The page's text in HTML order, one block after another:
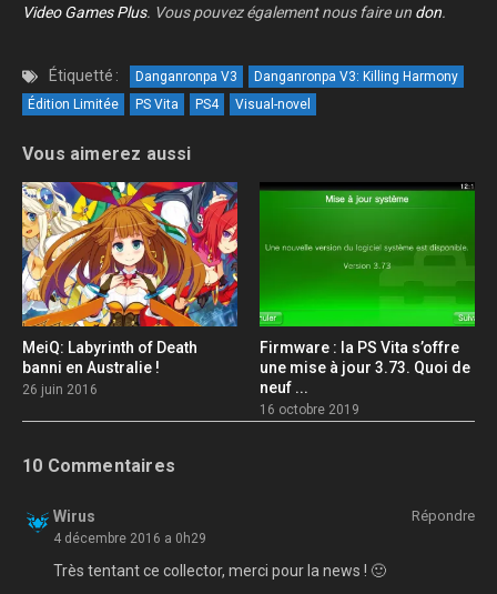
Video Games Plus. Vous pouvez également nous faire un don.
Étiquetté : Danganronpa V3
Danganronpa V3: Killing Harmony
Édition Limitée
PS Vita PS4 Visual-novel
Vous aimerez aussi
MeiQ: Labyrinth of Death
banni en Australie !
26 juin 2016
Firmware : la PS Vita s’offre
une mise à jour 3.73. Quoi de
neuf ...
16 octobre 2019
10 Commentaires
Wirus
4 décembre 2016 a 0h29
Répondre
Très tentant ce collector, merci pour la news ! 🙂